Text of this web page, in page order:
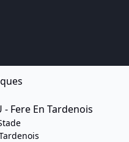
- Fere En Tardenois